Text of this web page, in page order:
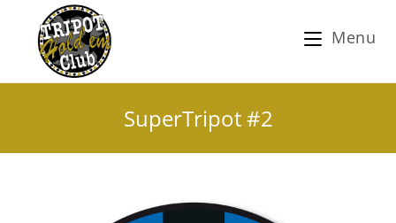
Menu
SuperTripot #2